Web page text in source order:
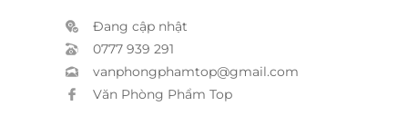
Đang cập nhật
0777 939 291
vanphongphamtop@gmail.com
Văn Phòng Phẩm Top